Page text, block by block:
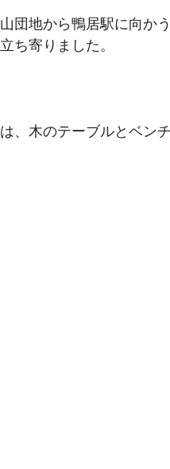
団地から鴨居駅に向か
ち寄りました。
、木のテーブルとベン